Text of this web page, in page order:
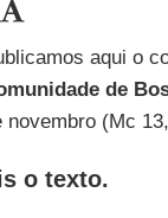
aqui o
de
novembro (Mc
o texto.